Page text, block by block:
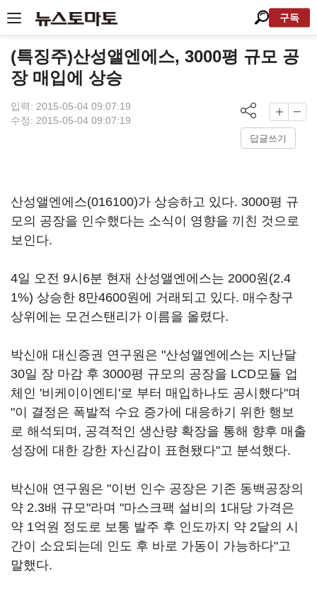
구독
(특징주)산성앨엔에스, 3000평 규모 공
장 매입에 상승
입력: 2015-05-04 09:07:19
수정: 2015-05-04 09:07:19
답글쓰기
산성앨엔에스(016100)가 상승하고 있다. 3000평 규
모의 공장을 인수했다는 소식이 영향을 끼친 것으로
보인다.
4일 오전 9시6분 현재 산성앨엔에스는 2000원(2.4
1%) 상승한 8만4600원에 거래되고 있다. 매수창구
상위에는 모건스탠리가 이름을 올렸다.
박신애 대신증권 연구원은 "산성앨엔에스는 지난달
30일 장 마감 후 3000평 규모의 공장을 LCD모듈 업
체인 '비케이이엔티'로 부터 매입하나도 공시했다"며
"이 결정은 폭발적 수요 증가에 대응하기 위한 행보
로 해석되며, 공격적인 생산량 확장을 통해 향후 매출
성장에 대한 강한 자신감이 표현됐다"고 분석했다.
박신애 연구원은 "이번 인수 공장은 기존 동백공장의
약 2.3배 규모"라며 "마스크팩 설비의 1대당 가격은
약 1억원 정도로 보통 발주 후 인도까지 약 2달의 시
간이 소요되는데 인도 후 바로 가동이 가능하다"고
말했다.